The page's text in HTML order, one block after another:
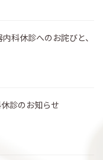
科休診へのお詫びと、
診のお知らせ